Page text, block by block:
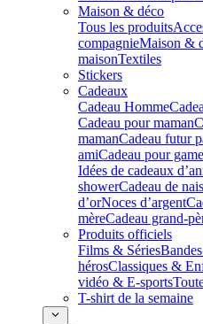
Maison & déco
Tous les produits
compagnieMaison &
maisonTextiles
Stickers
Cadeaux
Cadeau Homme
Cadeau pour maman
mamanCadeau futur
amiCadeau pour
Idées de cadeaux
showerCadeau de
d’orNoces d’argent
mèreCadeau grand-
Produits officiels
Films & Séries
hérosClassiques &
vidéo & E-sports
T-shirt de la semaine